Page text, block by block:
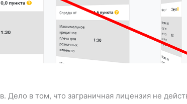
в том, что заграничная лицензия не